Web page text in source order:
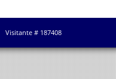
Visitante # 187408